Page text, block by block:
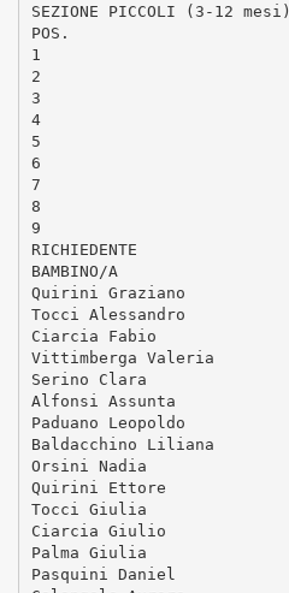
SEZIONE PICCOLI (3-12 mesi)
POS.
1
2
3
4
5
6
7
8
9
RICHIEDENTE
BAMBINO/A
Quirini Graziano
Tocci Alessandro
Ciarcia Fabio
Vittimberga Valeria
Serino Clara
Alfonsi Assunta
Paduano Leopoldo
Baldacchino Liliana
Orsini Nadia
Quirini Ettore
Tocci Giulia
Ciarcia Giulio
Palma Giulia
Pasquini Daniel